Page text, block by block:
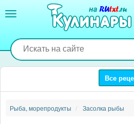
содержанию
Все
Рыба, морепродукты Засолка рыбы